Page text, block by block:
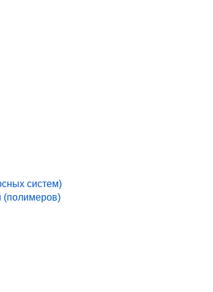
систем)
(полимеров)